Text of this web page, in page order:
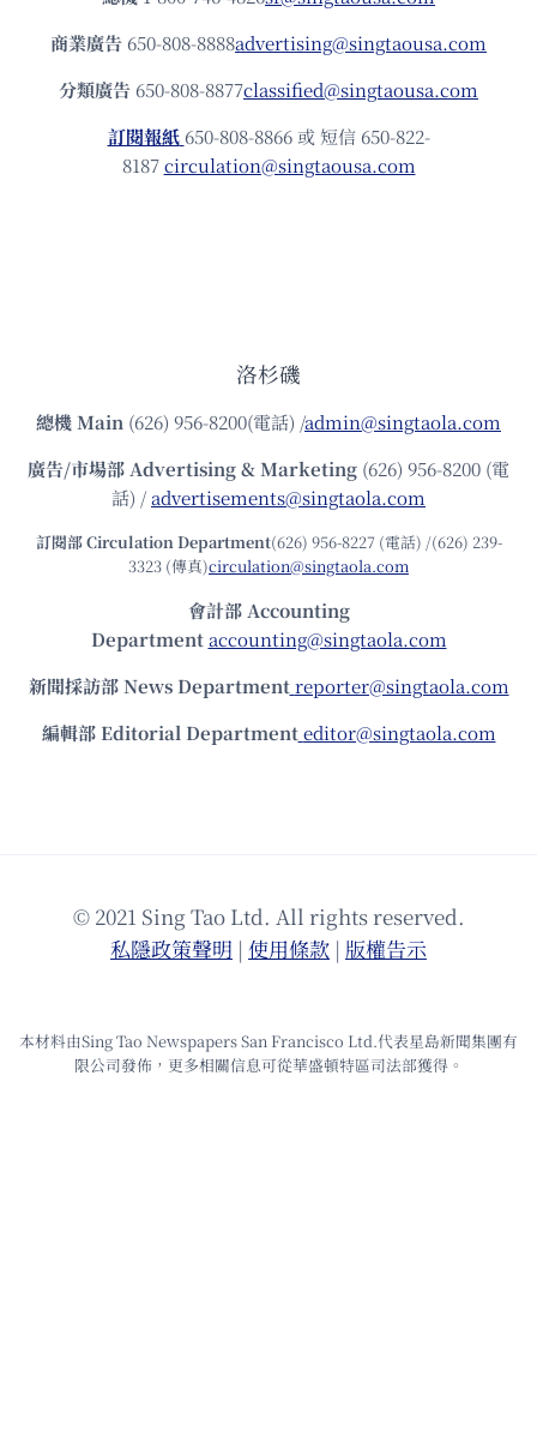
商業廣告 650-808-8888advertising@singtaousa.com
分類廣告 650-808-8877classified@singtaousa.com
訂閱報紙 650-808-8866 或 短信 650-822-
8187circulation@singtaousa.com
洛杉磯
總機Main (626) 956-8200(電話) /admin@singtaola.com
廣告/市場部Advertising & Marketing (626) 956-8200 (電
話) /advertisements@singtaola.com
訂閱部 Circulation Department(626) 956-8227 (電話) /(626) 239-
3323 (傳真)circulation@singtaola.com
會計部 Accounting
Department accounting@singtaola.com
新聞採訪部 News Department reporter@singtaola.com
編輯部 Editorial Department editor@singtaola.com
© 2021 Sing Tao Ltd. All rights reserved.
私隱政策聲明 | 使⽤條款 | 版權告⽰
本材料由Sing Tao Newspapers San Francisco Ltd.代表星島新聞集團有
限公司發佈，更多相關信息可從華盛頓特區司法部獲得。